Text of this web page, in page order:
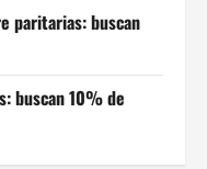
paritarias: buscan
buscan 10% de